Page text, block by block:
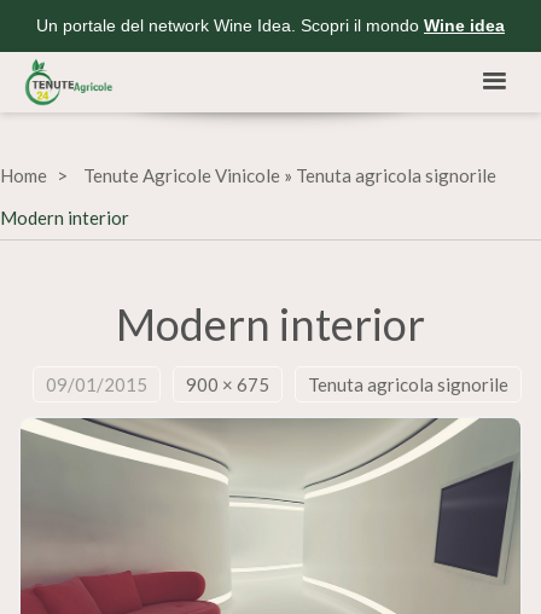
Un portale del network Wine Idea. Scopri il mondo Wine idea
Home Tenute Agricole Vinicole » Tenuta agricola signorile
Modern interior
Modern interior
09/01/2015 900 × 675 Tenuta agricola signorile